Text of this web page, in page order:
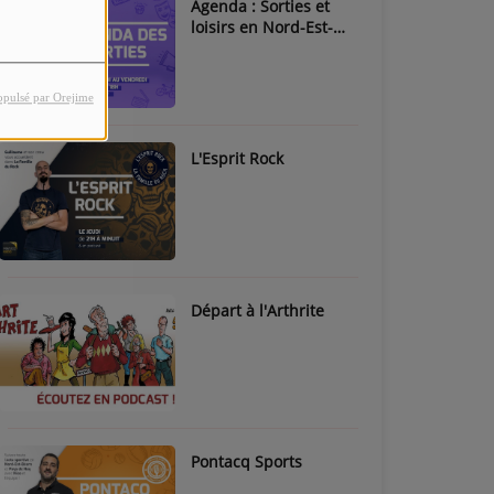
par Orejime
Agenda : Sorties et
loisirs en Nord-Est-
L'Esprit Rock
Départ à l'Arthrite
Pontacq Sports